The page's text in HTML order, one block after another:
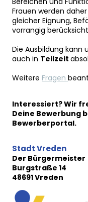
Frauen werden
gleicher Eignung,
vorrangig
Die Ausbildung
auch in Teilzeit
Weitere Fragen
Interessiert? Wir
Deine Bewerbung
Bewerberportal.
Stadt Vreden
Der Bürgermeister
Burgstraße 14
48691 Vreden